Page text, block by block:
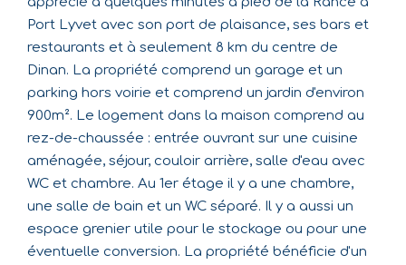
Port Lyvet avec son port de plaisance, ses bars et
restaurants et à seulement 8 km du centre de
Dinan. La propriété comprend un garage et un
parking hors voirie et comprend un jardin d'environ
900m². Le logement dans la maison comprend au
rez-de-chaussée : entrée ouvrant sur une cuisine
aménagée, séjour, couloir arrière, salle d'eau avec
WC et chambre. Au 1er étage il y a une chambre,
une salle de bain et un WC séparé. Il y a aussi un
espace grenier utile pour le stockage ou pour une
éventuelle conversion. La propriété bénéficie d'un